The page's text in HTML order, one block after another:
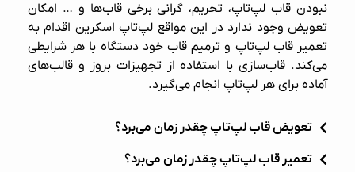
نبودن قاب لپ‌تاپ، تحریم، گرانی برخی قاب‌ها و … امکان
تعویض وجود ندارد در این مواقع لپ‌تاپ اسکرین اقدام به
تعمیر قاب لپ‌تاپ و ترمیم قاب خود دستگاه با هر شرایطی
می‌کند. قاب‌سازی با استفاده از تجهیزات بروز و قالب‌های
آماده برای هر لپ‌تاپ انجام می‌گیرد.
تعویض قاب لپ‌تاپ چقدر زمان می‌برد؟
تعمیر قاب لپ‌تاپ چقدر زمان می‌برد؟